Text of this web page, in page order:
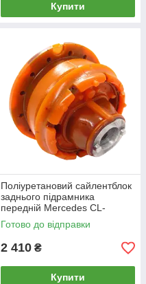
Купити
Поліуретановий cайлентблок
заднього підрамника
передній Merсedes CL-
CLASS (216) 2006-2013
Готово до відправки
2 410 ₴
Купити